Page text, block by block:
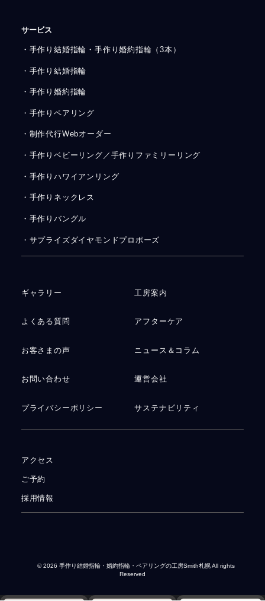
サービス
・手作り結婚指輪・手作り婚約指輪（3本）
・手作り結婚指輪
・手作り婚約指輪
・手作りペアリング
・制作代行Webオーダー
・手作りベビーリング／手作りファミリーリング
・手作りハワイアンリング
・手作りネックレス
・手作りバングル
・サプライズダイヤモンドプロポーズ
ギャラリー 工房案内
よくある質問 アフターケア
お客さまの声 ニュース＆コラム
お問い合わせ 運営会社
プライバシーポリシー サステナビリティ
アクセス
ご予約
採用情報
© 2026 手作り結婚指輪・婚約指輪・ペアリングの工房Smith札幌All rights
Reserved